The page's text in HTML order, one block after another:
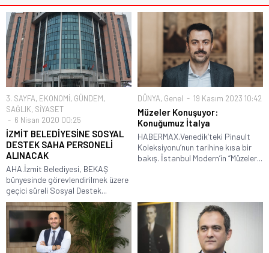
3. SAYFA, EKONOMİ, GÜNDEM,
SAĞLIK, SİYASET
6 Nisan 2020 00:25
İZMİT BELEDİYESİNE SOSYAL
DESTEK SAHA PERSONELİ
ALINACAK
AHA.İzmit Belediyesi, BEKAŞ
bünyesinde görevlendirilmek üzere
geçici süreli Sosyal Destek...
DÜNYA, Genel 19 Kasım 2023 10:42
Müzeler Konuşuyor:
Konuğumuz İtalya
HABERMAX.Venedik’teki Pinault
Koleksiyonu’nun tarihine kısa bir
bakış. İstanbul Modern’in “Müzeler...